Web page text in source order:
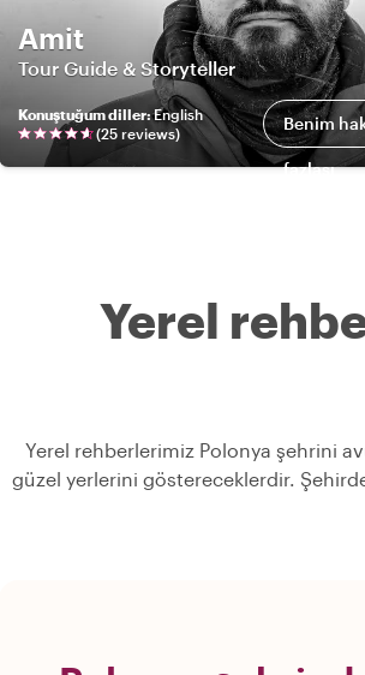
Amit
Tour Guide & Storyteller
Konuştuğum diller:English
(25 reviews) Benim
fazlası
Yerel
Yerel rehberlerimiz Polonya şehrini
güzel yerlerini göstereceklerdir.